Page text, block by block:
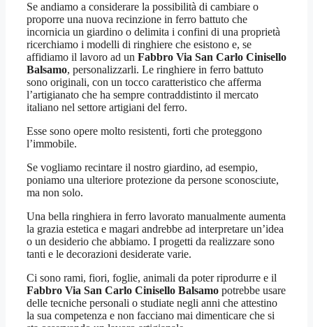
Se andiamo a considerare la possibilità di cambiare o
proporre una nuova recinzione in ferro battuto che
incornicia un giardino o delimita i confini di una proprietà
ricerchiamo i modelli di ringhiere che esistono e, se
affidiamo il lavoro ad un Fabbro Via San Carlo Cinisello
Balsamo, personalizzarli. Le ringhiere in ferro battuto
sono originali, con un tocco caratteristico che afferma
l’artigianato che ha sempre contraddistinto il mercato
italiano nel settore artigiani del ferro.
Esse sono opere molto resistenti, forti che proteggono
l’immobile.
Se vogliamo recintare il nostro giardino, ad esempio,
poniamo una ulteriore protezione da persone sconosciute,
ma non solo.
Una bella ringhiera in ferro lavorato manualmente aumenta
la grazia estetica e magari andrebbe ad interpretare un’idea
o un desiderio che abbiamo. I progetti da realizzare sono
tanti e le decorazioni desiderate varie.
Ci sono rami, fiori, foglie, animali da poter riprodurre e il
Fabbro Via San Carlo Cinisello Balsamo potrebbe usare
delle tecniche personali o studiate negli anni che attestino
la sua competenza e non facciano mai dimenticare che si